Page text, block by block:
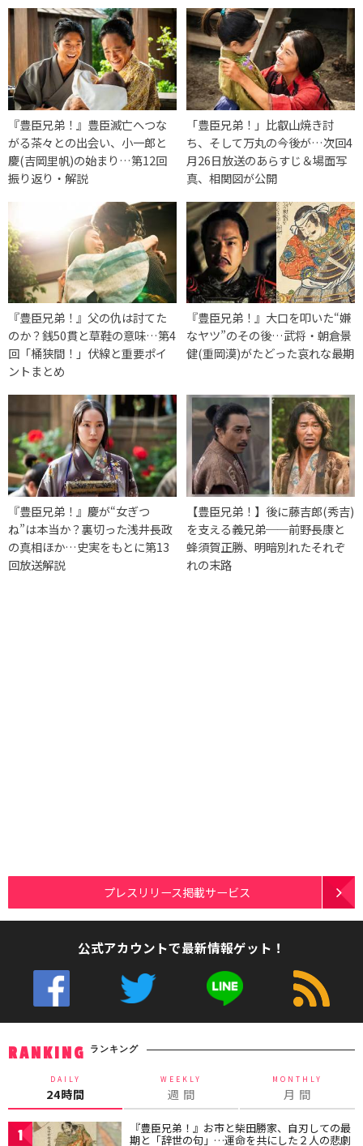
『豊臣兄弟！』豊臣滅亡へつな
がる茶々との出会い、小一郎と
慶(吉岡里帆)の始まり…第12回
振り返り・解説
「豊臣兄弟！」比叡山焼き討
ち、そして万丸の今後が…次回4
月26日放送のあらすじ＆場面写
真、相関図が公開
『豊臣兄弟！』父の仇は討てた
のか？銭50貫と草鞋の意味…第4
回「桶狭間！」伏線と重要ポイ
ントまとめ
『豊臣兄弟！』大口を叩いた“嫌
なヤツ”のその後…武将・朝倉景
健(重岡漠)がたどった哀れな最期
『豊臣兄弟！』慶が“女ぎつ
ね”は本当か？裏切った浅井長政
の真相ほか…史実をもとに第13
回放送解説
【豊臣兄弟！】後に藤吉郎(秀吉)
を支える義兄弟──前野長康と
蜂須賀正勝、明暗別れたそれぞ
れの末路
プレスリリース掲載サービス
公式アカウントで最新情報ゲット！
RANKING ランキング
DAILY
24時間
WEEKLY
週 間
MONTHLY
月 間
1 『豊臣兄弟！』お市と柴田勝家、自刃しての最
期と「辞世の句」…運命を共にした２人の悲劇